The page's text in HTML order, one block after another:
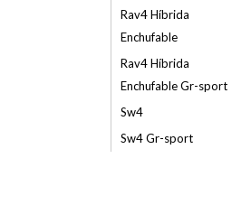
Rav4 Híbrida
Enchufable
Rav4 Híbrida
Enchufable Gr-sport
Sw4
Sw4 Gr-sport